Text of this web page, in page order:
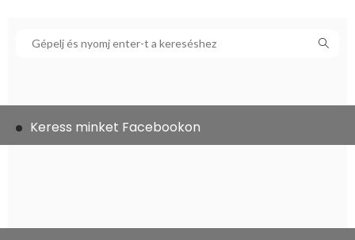
Keress minket Facebookon